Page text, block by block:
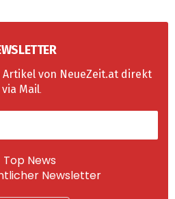
Artikel von NeueZeit.at direkt
via Mail.
Top News
Newsletter